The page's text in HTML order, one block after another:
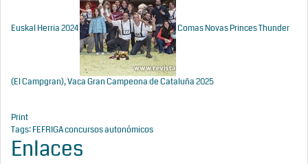
Euskal Herria 2024 Comas Novas Princes Thunder
(El Campgran), Vaca Gran Campeona de Cataluña 2025
Print
Tags:FEFRIGAconcursos autonómicos
Enlaces